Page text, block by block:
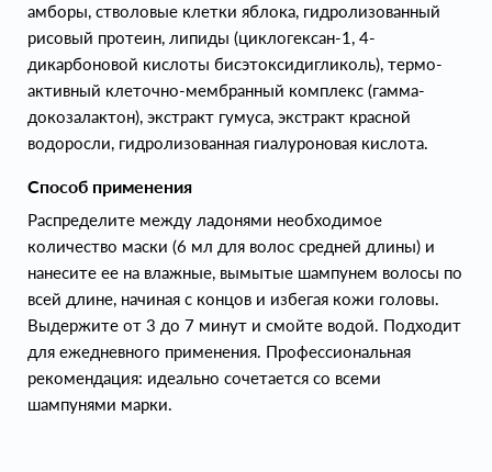
амборы, стволовые клетки яблока, гидролизованный
рисовый протеин, липиды (циклогексан-1, 4-
дикарбоновой кислоты бисэтоксидигликоль), термо-
активный клеточно-мембранный комплекс (гамма-
докозалактон), экстракт гумуса, экстракт красной
водоросли, гидролизованная гиалуроновая кислота.
Способ применения
Распределите между ладонями необходимое
количество маски (6 мл для волос средней длины) и
нанесите ее на влажные, вымытые шампунем волосы по
всей длине, начиная с концов и избегая кожи головы.
Выдержите от 3 до 7 минут и смойте водой. Подходит
для ежедневного применения. Профессиональная
рекомендация: идеально сочетается со всеми
шампунями марки.